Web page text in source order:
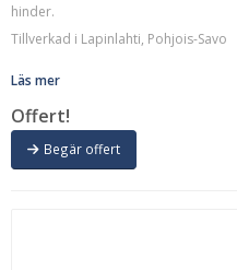
hinder.
Tillverkad i Lapinlahti, Pohjois-Savo
Läs mer
Offert!
Begär offert